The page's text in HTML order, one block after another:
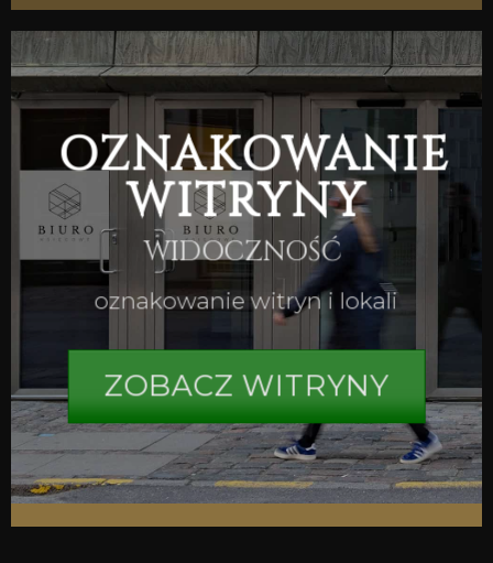
OZNAKOWANIE
WITRYNY
WIDOCZNOŚĆ
oznakowanie witryn i lokali
ZOBACZ WITRYNY